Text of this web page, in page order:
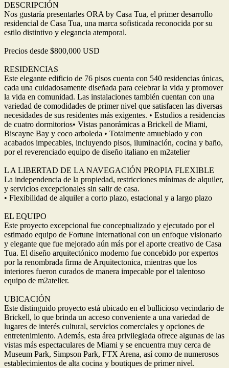
DESCRIPCIÓN
Nos gustaría presentarles ORA by Casa Tua, el primer desarrollo
residencial de Casa Tua, una marca sofisticada reconocida por su
estilo distintivo y elegancia atemporal.
Precios desde $800,000 USD
RESIDENCIAS
Este elegante edificio de 76 pisos cuenta con 540 residencias únicas,
cada una cuidadosamente diseñada para celebrar la vida y promover
la vida en comunidad. Las instalaciones también cuentan con una
variedad de comodidades de primer nivel que satisfacen las diversas
necesidades de sus residentes más exigentes. • Estudios a residencias
de cuatro dormitorios• Vistas panorámicas a Brickell de Miami,
Biscayne Bay y coco arboleda • Totalmente amueblado y con
acabados impecables, incluyendo pisos, iluminación, cocina y baño,
por el reverenciado equipo de diseño italiano en m2atelier
L A LIBERTAD DE LA NAVEGACIÓN PROPIA FLEXIBLE
La independencia de la propiedad, restricciones mínimas de alquiler,
y servicios excepcionales sin salir de casa.
• Flexibilidad de alquiler a corto plazo, estacional y a largo plazo
EL EQUIPO
Este proyecto excepcional fue conceptualizado y ejecutado por el
estimado equipo de Fortune International con un enfoque visionario
y elegante que fue mejorado aún más por el aporte creativo de Casa
Tua. El diseño arquitectónico moderno fue concebido por expertos
por la renombrada firma de Arquitectonica, mientras que los
interiores fueron curados de manera impecable por el talentoso
equipo de m2atelier.
UBICACIÓN
Este distinguido proyecto está ubicado en el bullicioso vecindario de
Brickell, lo que brinda un acceso conveniente a una variedad de
lugares de interés cultural, servicios comerciales y opciones de
entretenimiento. Además, esta área privilegiada ofrece algunas de las
vistas más espectaculares de Miami y se encuentra muy cerca de
Museum Park, Simpson Park, FTX Arena, así como de numerosos
establecimientos de alta cocina y boutiques de primer nivel.